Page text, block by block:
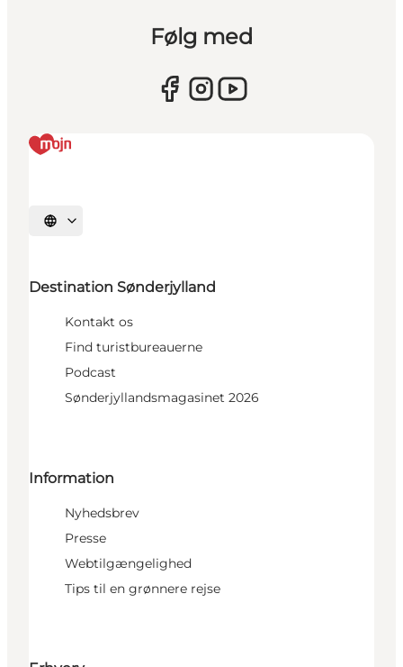
Følg med
Vælg sprog
Destination Sønderjylland
Kontakt os
Find turistbureauerne
Podcast
Sønderjyllandsmagasinet 2026
Information
Nyhedsbrev
Presse
Webtilgængelighed
Tips til en grønnere rejse